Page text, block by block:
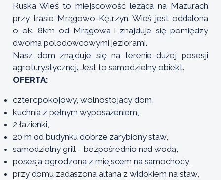
Ruska Wieś to miejscowość leżąca na Mazurach
przy trasie Mrągowo-Kętrzyn. Wieś jest oddalona
o ok. 8km od Mrągowa i znajduje się pomiędzy
dwoma polodowcowymi jeziorami.
Nasz dom znajduje się na terenie dużej posesji
agroturystycznej. Jest to samodzielny obiekt.
OFERTA:
czteropokojowy, wolnostojący dom,
kuchnia z pełnym wyposażeniem,
2 łazienki,
20 m od budynku dobrze zarybiony staw,
samodzielny grill – bezpośrednio nad wodą,
posesja ogrodzona z miejscem na samochody,
przy domu zadaszona altana z widokiem na staw,